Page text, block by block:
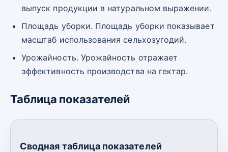
выпуск продукции в натуральном выражении.
Площадь уборки. Площадь уборки показывает
масштаб использования сельхозугодий.
Урожайность. Урожайность отражает
эффективность производства на гектар.
Таблица показателей
Сводная таблица показателей